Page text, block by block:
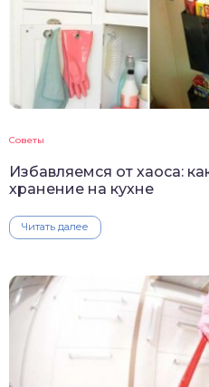
Советы
Избавляемся от хаоса:
хранение на кухне
Читать далее